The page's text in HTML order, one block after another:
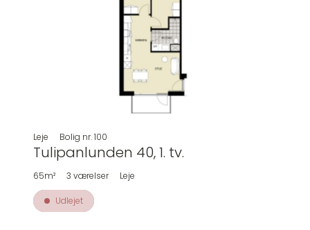
Leje Bolig nr. 100
Tulipanlunden 40, 1. tv.
65m² 3 værelser Leje
Udlejet